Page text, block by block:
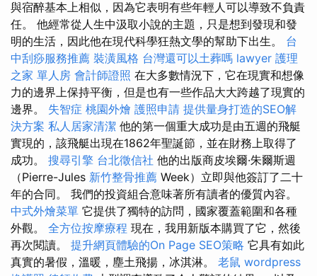
與宿醉基本上相似，因為它表明有些年輕人可以導致不負責
任。 他經常從人生中汲取小說的主題，只是想到發現和發
明的生活，因此他在現代科學狂熱文學的幫助下出生。 台
中刮痧服務推薦 裝潢風格 台灣還可以土葬嗎 lawyer 護理
之家 單人房 會計師證照 在大多數情況下，它在現實和想像
力的邊界上保持平衡，但是也有一些作品大大跨越了現實的
邊界。 失智症 桃園外燴 護照申請 提供量身打造的SEO解
決方案 私人居家清潔 他的第一個重大成功是由五週的飛艇
實現的，該飛艇出現在1862年聖誕節，並在財務上取得了
成功。 搜尋引擎 台北徵信社 他的出版商皮埃爾·朱爾斯週
（Pierre-Jules 新竹整骨推薦 Week）立即與他簽訂了二十
年的合同。 我們的投資組合意味著所有讀者的優質內容。
中式外燴菜單 它提供了獨特的訪問，國家覆蓋範圍和各種
外觀。 全方位按摩療程 現在，我用新版本購買了它，然後
再次閱讀。 提升網頁體驗的On Page SEO策略 它具有如此
真實的暑假，溫暖，塵土飛揚，冰淇淋。 老鼠 wordpress